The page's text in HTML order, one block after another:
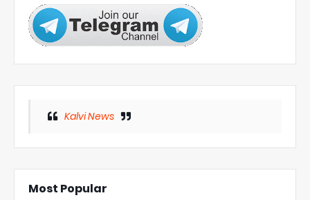
Kalvi News
Most Popular